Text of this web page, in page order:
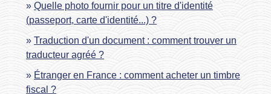
Quelle photo fournir pour un titre d'identité
(passeport, carte d'identité...) ?
Traduction d'un document : comment trouver un
traducteur agréé ?
Étranger en France : comment acheter un timbre
fiscal ?